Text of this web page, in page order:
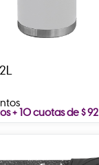
+ 10 cuotas de $ 92